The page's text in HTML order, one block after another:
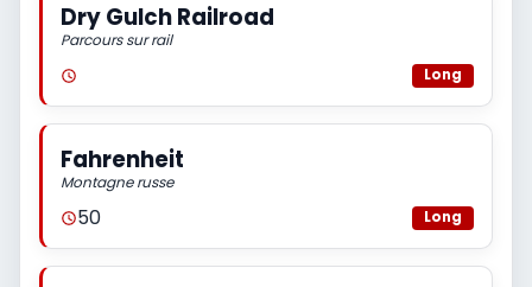
Dry Gulch Railroad
Parcours sur rail
Long
Fahrenheit
Montagne russe
50 Long